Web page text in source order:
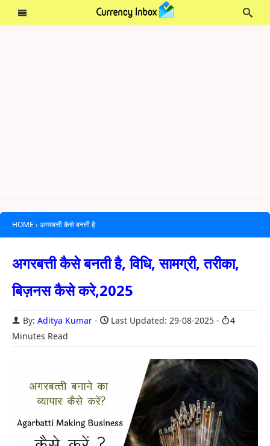
HOME › अगरबत्ती कैसे बनती है
अगरबत्ती कैसे बनती है, विधि, सामग्री, तरीका,
बिज़नस कैसे करे,2025
By: Aditya Kumar Last Updated: 29-08-2025
4
Minutes Read